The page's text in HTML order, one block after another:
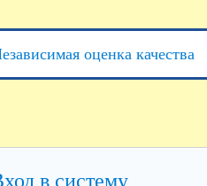
оценка качества
в систему